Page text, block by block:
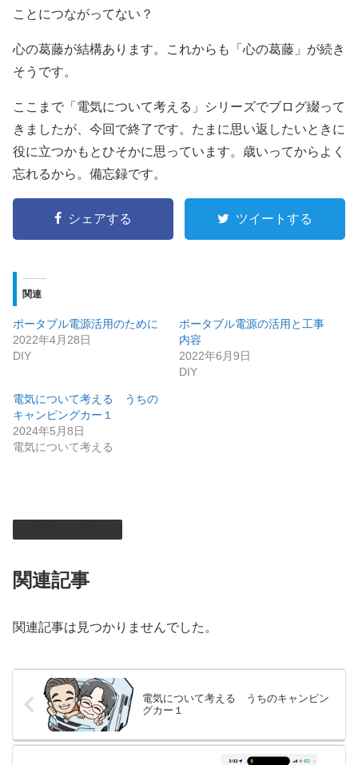
ことにつながってない？
心の葛藤が結構あります。これからも「心の葛藤」が続き
そうです。
ここまで「電気について考える」シリーズでブログ綴って
きましたが、今回で終了です。たまに思い返したいときに
役に立つかもとひそかに思っています。歳いってからよく
忘れるから。備忘録です。
シェアする ツイートする
関連
ポータブル電源活用のために
2022年4月28日
DIY
ポータブル電源の活用と工事
内容
2022年6月9日
DIY
電気について考える うちの
キャンピングカー１
2024年5月8日
電気について考える
関連記事
関連記事は見つかりませんでした。
電気について考える うちのキャンピン
グカー１